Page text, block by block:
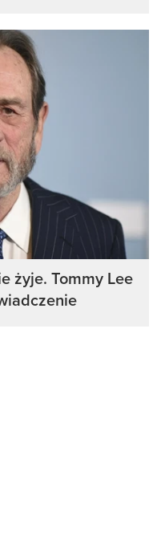
żyje. Tommy Lee